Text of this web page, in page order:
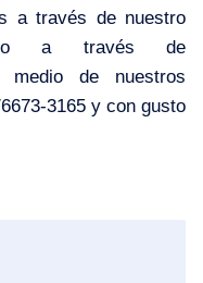
a través de nuestro
través de
de nuestros
3165 y con gusto